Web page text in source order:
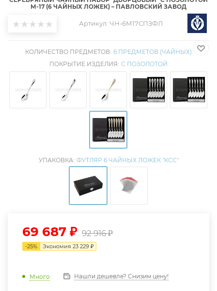
М-17 (6 ЧАЙНЫХ ЛОЖЕК) – ПАВЛОВСКИЙ ЗАВОД
Артикул: ЧН-6М17СПЗФЛ
КОЛИЧЕСТВО ПРЕДМЕТОВ: 6 ПРЕДМЕТОВ (ЧАЙНЫХ)
ПОКРЫТИЕ ИЗДЕЛИЯ: С ПОЗОЛОТОЙ
УПАКОВКА: ФУТЛЯР 6 ЧАЙНЫХ ЛОЖЕК "КСС"
69 687 ₽ 92 916₽
-25% Экономия 23 229 ₽
Много Нашли дешевле? Снизим цену!